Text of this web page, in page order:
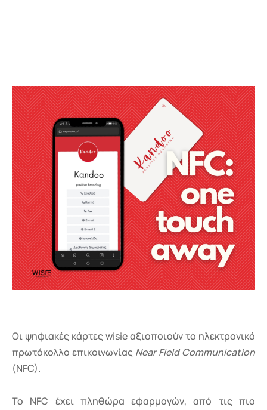
Οι ψηφιακές κάρτες wisie αξιοποιούν το ηλεκτρονικό
πρωτόκολλο επικοινωνίας Near Field Communication
(NFC).
Το NFC έχει πληθώρα εφαρμογών, από τις πιο